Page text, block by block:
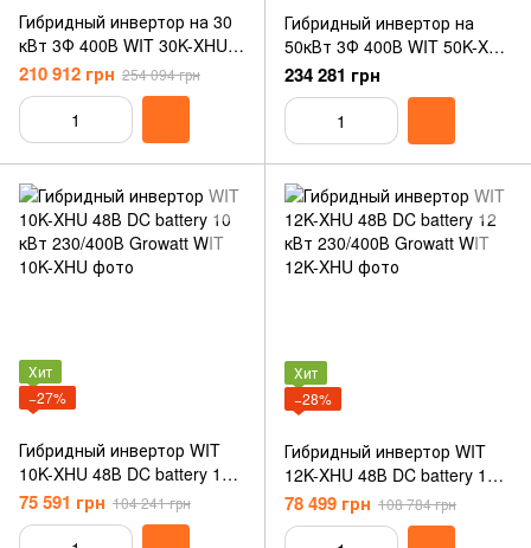
Гибридный инвертор на 30
кВт 3Ф 400В WIT 30K-XHU
Growatt
210 912 грн 254 094 грн
Гибридный инвертор на
50кВт 3Ф 400В WIT 50K-XHU
Growatt
234 281 грн
Хит
−27%
Гибридный инвертор WIT
10K-XHU 48В DC battery 10
кВт 230/400В Growatt
75 591 грн 104 241 грн
Хит
−28%
Гибридный инвертор WIT
12K-XHU 48В DC battery 12
кВт 230/400В Growatt
78 499 грн 108 784 грн